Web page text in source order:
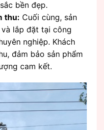
bền đẹp.
thu: Cuối cùng, sản
lắp đặt tại công
nghiệp. Khách
đảm bảo sản phẩm
cam kết.